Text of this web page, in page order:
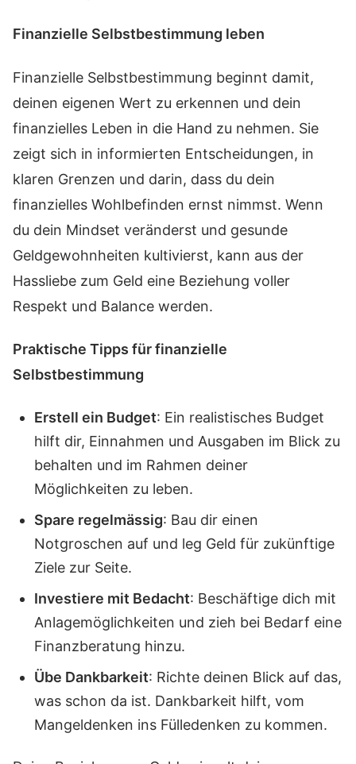
Finanzielle Selbstbestimmung leben
Finanzielle Selbstbestimmung beginnt damit,
deinen eigenen Wert zu erkennen und dein
finanzielles Leben in die Hand zu nehmen. Sie
zeigt sich in informierten Entscheidungen, in
klaren Grenzen und darin, dass du dein
finanzielles Wohlbefinden ernst nimmst. Wenn
du dein Mindset veränderst und gesunde
Geldgewohnheiten kultivierst, kann aus der
Hassliebe zum Geld eine Beziehung voller
Respekt und Balance werden.
Praktische Tipps für finanzielle
Selbstbestimmung
Erstell ein Budget: Ein realistisches Budget
hilft dir, Einnahmen und Ausgaben im Blick zu
behalten und im Rahmen deiner
Möglichkeiten zu leben.
Spare regelmässig: Bau dir einen
Notgroschen auf und leg Geld für zukünftige
Ziele zur Seite.
Investiere mit Bedacht: Beschäftige dich mit
Anlagemöglichkeiten und zieh bei Bedarf eine
Finanzberatung hinzu.
Übe Dankbarkeit: Richte deinen Blick auf das,
was schon da ist. Dankbarkeit hilft, vom
Mangeldenken ins Fülledenken zu kommen.